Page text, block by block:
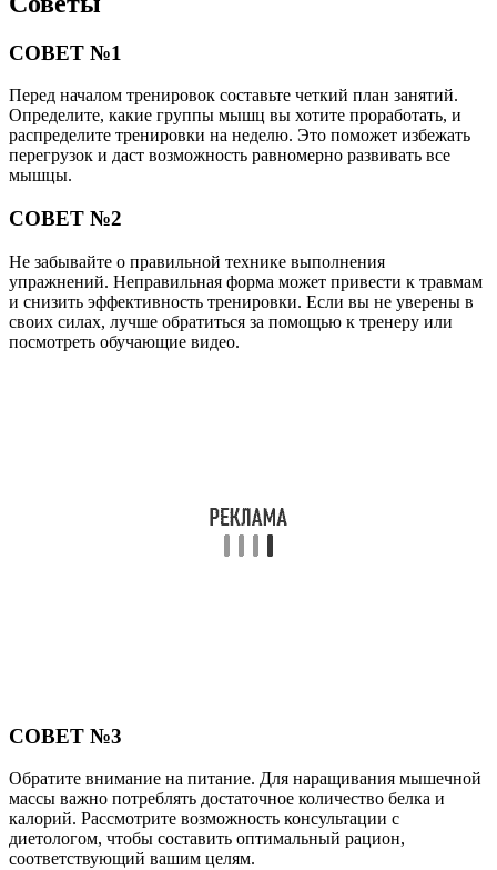
СОВЕТ №1
Перед началом тренировок составьте четкий план занятий.
Определите, какие группы мышц вы хотите проработать, и
распределите тренировки на неделю. Это поможет избежать
перегрузок и даст возможность равномерно развивать все
мышцы.
СОВЕТ №2
Не забывайте о правильной технике выполнения
упражнений. Неправильная форма может привести к травмам
и снизить эффективность тренировки. Если вы не уверены в
своих силах, лучше обратиться за помощью к тренеру или
посмотреть обучающие видео.
СОВЕТ №3
Обратите внимание на питание. Для наращивания мышечной
массы важно потреблять достаточное количество белка и
калорий. Рассмотрите возможность консультации с
диетологом, чтобы составить оптимальный рацион,
соответствующий вашим целям.